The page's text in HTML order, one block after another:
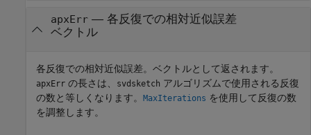
apxErr— 各反復での相対近似誤差
ベクトル
各反復での相対近似誤差。ベクトルとして返されます。
apxErr の長さは、 svdsketch アルゴリズムで使用される反復
の数と等しくなります。
MaxIterations を使用して反復の数
を調整します。